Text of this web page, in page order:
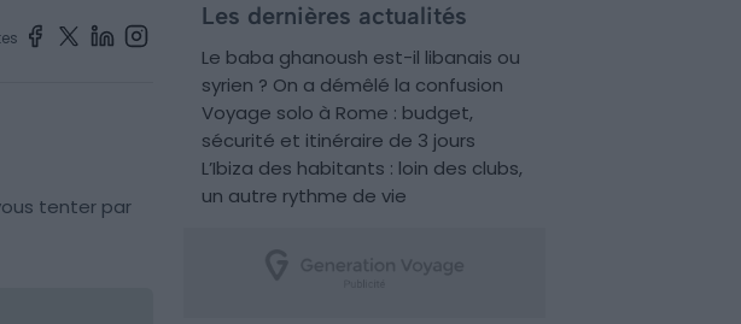
tenter par
Les dernières actualités
Le baba ghanoush est-il libanais ou
syrien ? On a démêlé la confusion
Voyage solo à Rome : budget,
sécurité et itinéraire de 3 jours
L’Ibiza des habitants : loin des clubs,
un autre rythme de vie